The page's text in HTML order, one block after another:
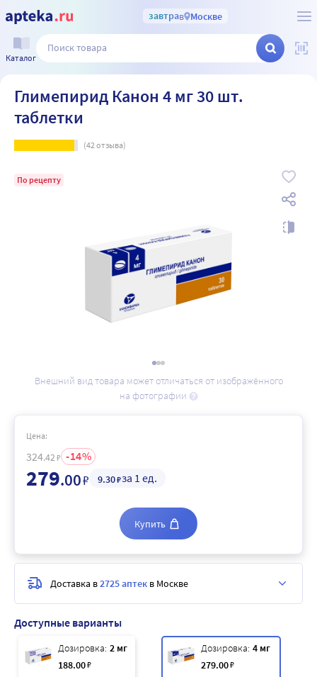
завтрав Москве
Каталог
Глимепирид Канон 4 мг 30 шт.
таблетки
(42отзыва)
По рецепту
Внешний вид товара может отличаться от изображённого
на фотографии
Доступные варианты
Дозировка: 2 мг
188.00₽
Дозировка: 4 мг
279.00₽
Цена:
324.42 ₽ 14
279.00₽ 9.30₽за 1 ед.
Купить
Доставка в2725 аптек в Москве